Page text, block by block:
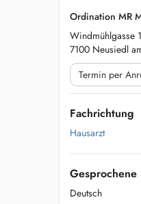
Ordination MR
Windmühlgasse
7100 Neusiedl
Termin per
Fachrichtung
Hausarzt
Gesprochene
Deutsch